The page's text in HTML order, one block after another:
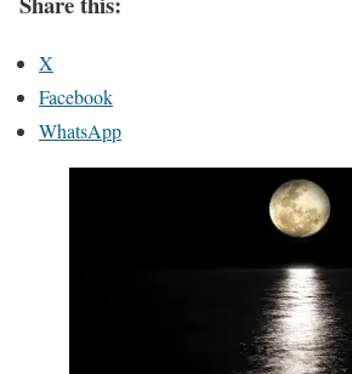
X
Facebook
WhatsApp